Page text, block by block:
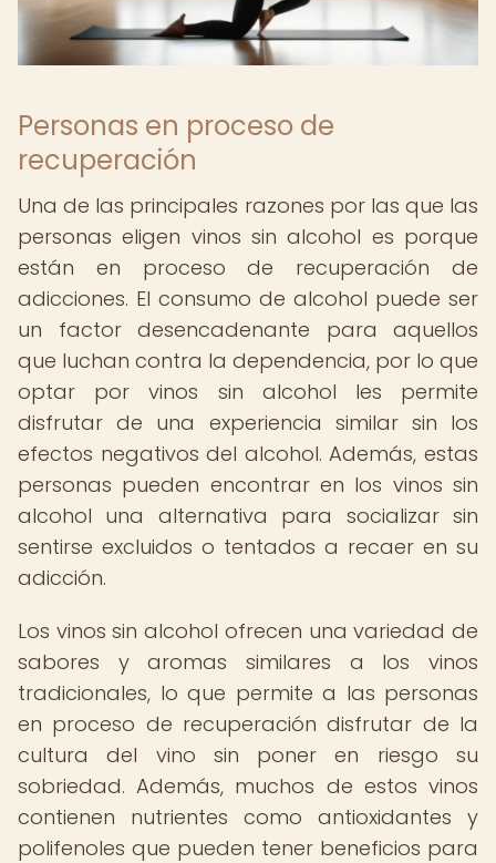
Personas en proceso de
recuperación
Una de las principales razones por las que las
personas eligen vinos sin alcohol es porque
están en proceso de recuperación de
adicciones. El consumo de alcohol puede ser
un factor desencadenante para aquellos
que luchan contra la dependencia, por lo que
optar por vinos sin alcohol les permite
disfrutar de una experiencia similar sin los
efectos negativos del alcohol. Además, estas
personas pueden encontrar en los vinos sin
alcohol una alternativa para socializar sin
sentirse excluidos o tentados a recaer en su
adicción.
Los vinos sin alcohol ofrecen una variedad de
sabores y aromas similares a los vinos
tradicionales, lo que permite a las personas
en proceso de recuperación disfrutar de la
cultura del vino sin poner en riesgo su
sobriedad. Además, muchos de estos vinos
contienen nutrientes como antioxidantes y
polifenoles que pueden tener beneficios para